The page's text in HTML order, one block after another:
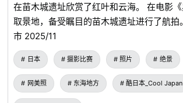
在苗木城遗址欣赏了红叶和云海。 在电影《黑色表演者》的
取景地，备受瞩目的苗木城遗址进行了航拍。 岐阜县中津
市 2025/11
日本 摄影比赛 照片 绝景
网美照 东海地方 酷日本_Cool Japan